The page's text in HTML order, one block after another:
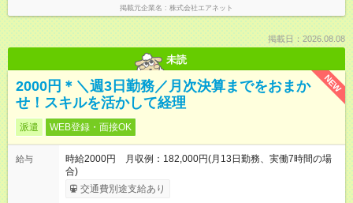
掲載元企業名 株式会社エアネット
掲載日：2026.08.08
未読
NEW
2000円＊＼週3日勤務／月次決算までをおまか
せ！スキルを活かして経理
派遣 WEB登録・面接OK
給与
時給2000円 月収例：182,000円(月13日勤務、実働7時間の場
合)
交通費別途支給あり